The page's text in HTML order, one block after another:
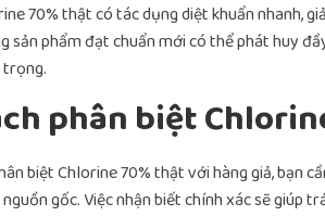
70% thật có tác dụng diệt khuẩn nhanh,
sản phẩm đạt chuẩn mới có thể phát huy
phân biệt
biệt Chlorine 70% thật với hàng giả, bạn
gốc. Việc nhận biết chính xác sẽ giúp